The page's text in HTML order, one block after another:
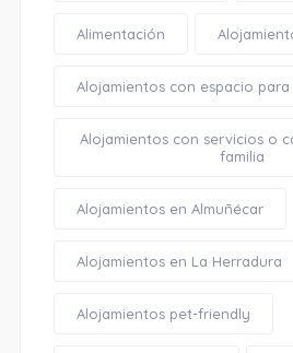
Alimentación
Alojamientos con espacio
Alojamientos con servicios o
familia
Alojamientos en Almuñécar
Alojamientos en La Herradura
Alojamientos pet-friendly